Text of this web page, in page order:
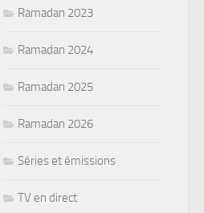
Ramadan 2023
Ramadan 2024
Ramadan 2025
Ramadan 2026
Séries et émissions
TV en direct